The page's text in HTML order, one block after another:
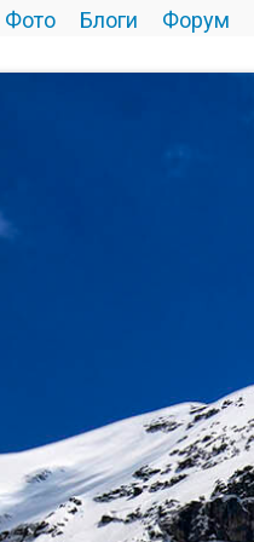
Фото Блоги Форум